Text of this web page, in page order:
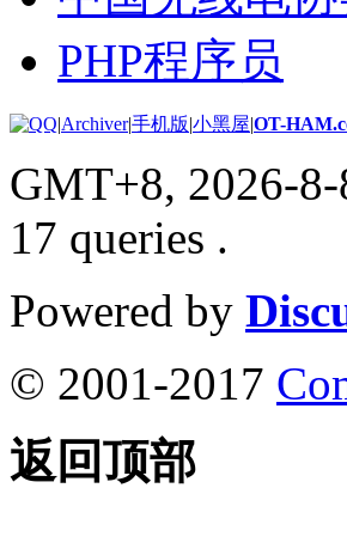
PHP程序员
|Archiver|手机版|小黑屋|OT-
GMT+8, 2026-
17 queries .
Powered by
© 2001-2017
返回顶部